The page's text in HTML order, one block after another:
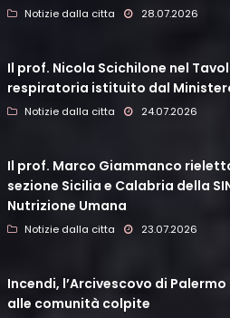
Notizie dalla citta 28.07.2026
Il prof. Nicola Scichilone nel
respiratoria istituito dal
Notizie dalla citta 24.07.2026
Il prof. Marco Giammanco
sezione Sicilia e Calabria della
Nutrizione Umana
Notizie dalla citta 23.07.2026
Incendi, l’Arcivescovo di
alle comunità colpite